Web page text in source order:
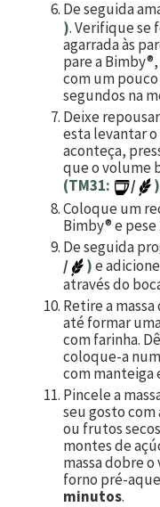
De seguida
). Verifique se
agarrada às
pare a
com um pouco
segundos na
Deixe
esta levantar
aconteça,
que o volume
(TM31:
/ )
Coloque um
Bimby® e pese
De seguida
/
)e adicione
através do
Retire a massa
até formar
com farinha.
coloque-a
com manteiga
Pincele a
seu gosto
ou frutos
montes de
massa dobre
forno pré-
minutos.